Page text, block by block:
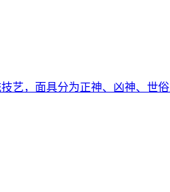
艺，面具分为正神、凶神、世